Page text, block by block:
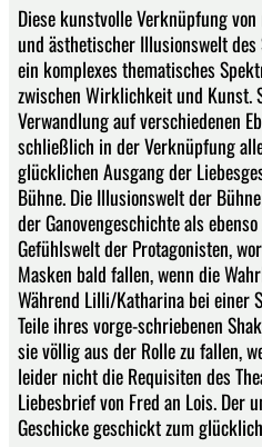
Diese kunstvolle Verknüpfung
und ästhetischer Illusionswelt
ein komplexes thematisches
zwischen Wirklichkeit und Kunst.
Verwandlung auf verschiedenen
schließlich in der Verknüpfung
glücklichen Ausgang der
Bühne. Die Illusionswelt der
der Ganovengeschichte als
Gefühlswelt der Protagonisten,
Masken bald fallen, wenn die
Während Lilli/Katharina bei einer
Teile ihres vorge-schriebenen
sie völlig aus der Rolle zu fallen,
leider nicht die Requisiten des
Liebesbrief von Fred an Lois. Der
Geschicke geschickt zum